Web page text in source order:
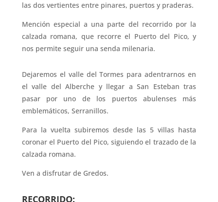
las dos vertientes entre pinares, puertos y praderas.
Mención especial a una parte del recorrido por la
calzada romana, que recorre el Puerto del Pico, y
nos permite seguir una senda milenaria.
Dejaremos el valle del Tormes para adentrarnos en
el valle del Alberche y llegar a San Esteban tras
pasar por uno de los puertos abulenses más
emblemáticos, Serranillos.
Para la vuelta subiremos desde las 5 villas hasta
coronar el Puerto del Pico, siguiendo el trazado de la
calzada romana.
Ven a disfrutar de Gredos.
RECORRIDO: